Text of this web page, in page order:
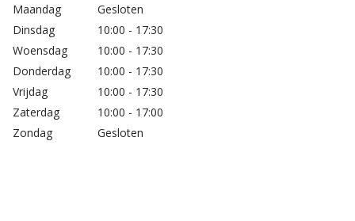
Maandag
Gesloten
Dinsdag
10:00 - 17:30
Woensdag
10:00 - 17:30
Donderdag
10:00 - 17:30
Vrijdag
10:00 - 17:30
Zaterdag
10:00 - 17:00
Zondag
Gesloten